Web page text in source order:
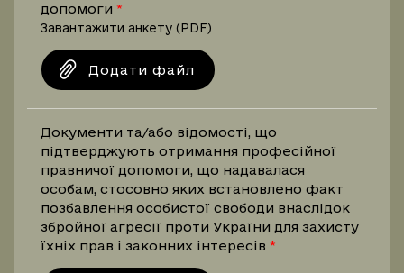
допомоги
Завантажити анкету (PDF)
Додати файл
Документи та/або відомості, що
підтверджують отримання професійної
правничої допомоги, що надавалася
особам, стосовно яких встановлено факт
позбавлення особистої свободи внаслідок
збройної агресії проти України для захисту
їхніх прав і законних інтересів